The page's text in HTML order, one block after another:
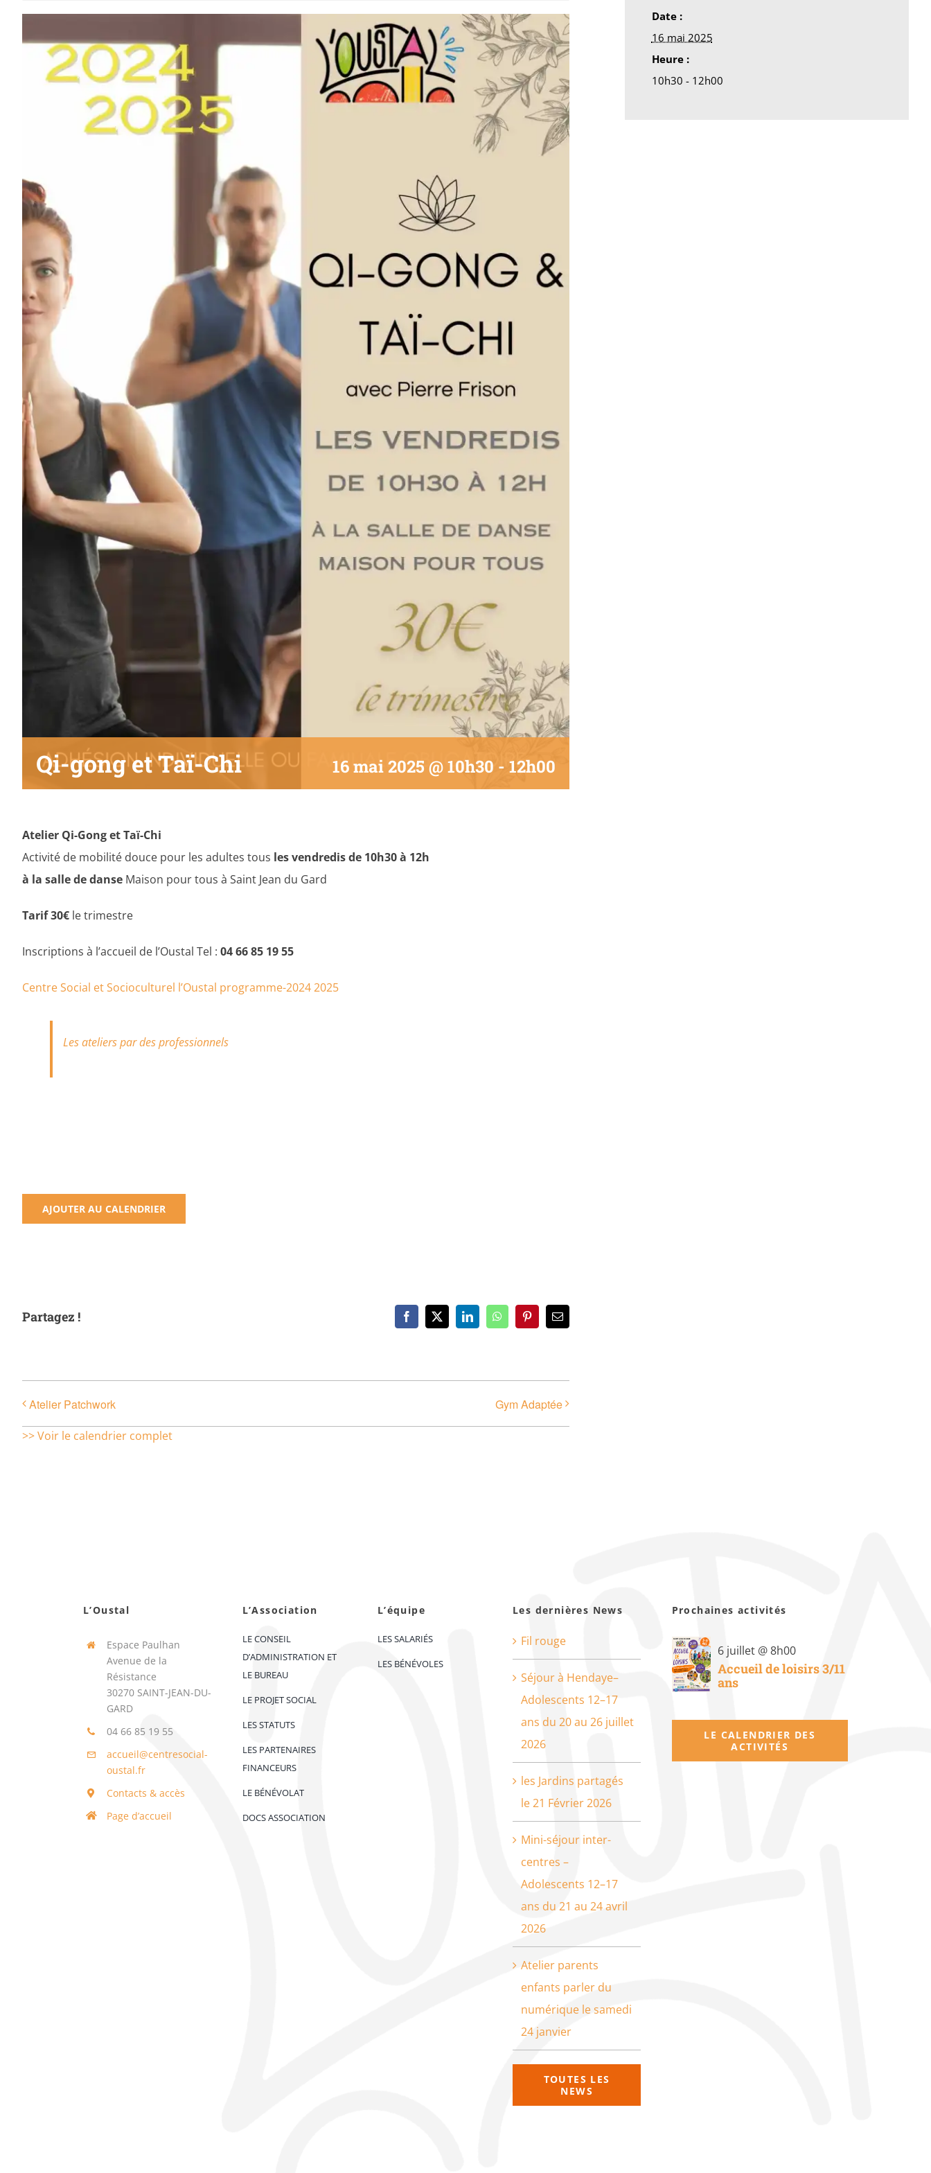
Qi-gong et Taï-Chi 16 mai 2025 @ 10h30 -12h00
Atelier Qi-Gong et Taï-Chi
Activité de mobilité douce pour les adultes tous les vendredis de 10h30 à 12h
à la salle de danse Maison pour tous à Saint Jean du Gard
Tarif 30€ le trimestre
Inscriptions à l’accueil de l’Oustal Tel : 04 66 85 19 55
Centre Social et Socioculturel l’Oustal programme-2024 2025
Les ateliers par des professionnels
AJOUTER AU CALENDRIER
Partagez ! Facebook
X LinkedInWhatsAppPinterestEmail
Atelier Patchwork Gym Adaptée
>> Voir le calendrier complet
Date :
16 mai 2025
Heure :
10h30 - 12h00
L’Oustal
Espace Paulhan
Avenue de la
Résistance
30270 SAINT-JEAN-DU-
GARD
04 66 85 19 55
accueil@centresocial-
oustal.fr
Contacts & accès
Page d’accueil
L’Association
LE CONSEIL
D’ADMINISTRATION ET
LE BUREAU
LE PROJET SOCIAL
LES STATUTS
LES PARTENAIRES
FINANCEURS
LE BÉNÉVOLAT
DOCS ASSOCIATION
L’équipe
LES SALARIÉS
LES BÉNÉVOLES
Les dernières News
Fil rouge
Séjour à Hendaye–
Adolescents 12–17
ans du 20 au 26 juillet
2026
les Jardins partagés
le 21 Février 2026
Mini-séjour inter-
centres –
Adolescents 12–17
ans du 21 au 24 avril
2026
Atelier parents
enfants parler du
numérique le samedi
24 janvier
TOUTES LES
NEWS
Prochaines activités
6 juillet @ 8h00
Accueil de loisirs 3/11
ans
LE CALENDRIER DES
ACTIVITÉS